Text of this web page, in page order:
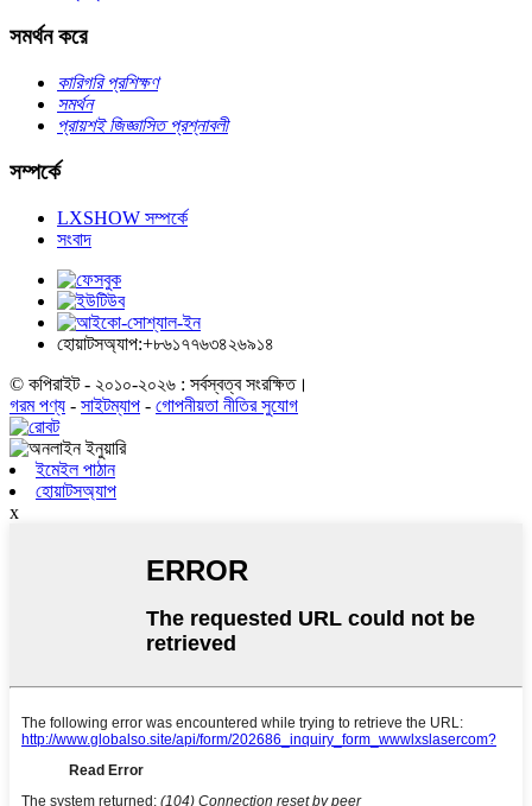
সমর্থন করে
কারিগরি প্রশিক্ষণ
সমর্থন
প্রায়শই জিজ্ঞাসিত প্রশ্নাবলী
সম্পর্কে
LXSHOW সম্পর্কে
সংবাদ
হোয়াটসঅ্যাপ:+৮৬১৭৭৬৩৪২৬৯১৪
© কপিরাইট - ২০১০-২০২৬ : সর্বস্বত্ব সংরক্ষিত।
গরম পণ্য - সাইটম্যাপ - গোপনীয়তা নীতির সুযোগ
ইমেইল পাঠান
হোয়াটসঅ্যাপ
x